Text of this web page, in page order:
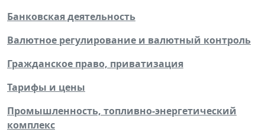
Банковская деятельность
Валютное регулирование и валютный контроль
Гражданское право, приватизация
Тарифы и цены
Промышленность, топливно-энергетический
комплекс